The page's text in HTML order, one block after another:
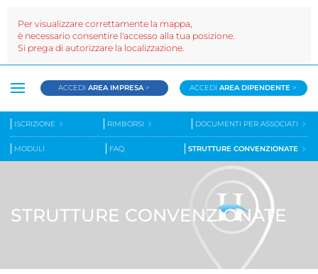
ACCEDIAREA IMPRESA > ACCEDIAREA DIPENDENTE >
ISCRIZIONE RIMBORSI DOCUMENTI PER ASSOCIATI
MODULI FAQ STRUTTURE CONVENZIONATE
STRUTTURE CONVENZIONATE
Per visualizzare correttamente la mappa,
è necessario consentire l'accesso alla tua posizione.
Si prega di autorizzare la localizzazione.